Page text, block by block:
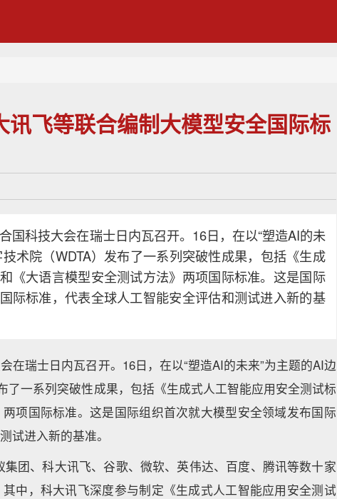
飞等联合编制大模型安全国际标
国科技大会在瑞士日内瓦召开。16日，在以“塑造AI的未
术院（WDTA）发布了一系列突破性成果，包括《生成
《大语言模型安全测试方法》两项国际标准。这是国际
际标准，代表全球人工智能安全评估和测试进入新的基
在瑞士日内瓦召开。16日，在以“塑造AI的未来”为主题的AI边
了一系列突破性成果，包括《生成式人工智能应用安全测试标
项国际标准。这是国际组织首次就大模型安全领域发布国际
试进入新的基准。
团、科大讯飞、谷歌、微软、英伟达、百度、腾讯等数十家
中，科大讯飞深度参与制定《生成式人工智能应用安全测试